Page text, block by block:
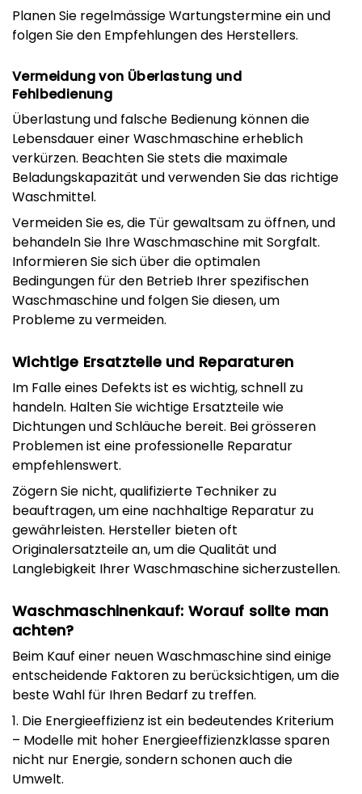
Planen Sie regelmässige Wartungstermine ein und
folgen Sie den Empfehlungen des Herstellers.
Vermeidung von Überlastung und
Fehlbedienung
Überlastung und falsche Bedienung können die
Lebensdauer einer Waschmaschine erheblich
verkürzen. Beachten Sie stets die maximale
Beladungskapazität und verwenden Sie das richtige
Waschmittel.
Vermeiden Sie es, die Tür gewaltsam zu öffnen, und
behandeln Sie Ihre Waschmaschine mit Sorgfalt.
Informieren Sie sich über die optimalen
Bedingungen für den Betrieb Ihrer spezifischen
Waschmaschine und folgen Sie diesen, um
Probleme zu vermeiden.
Wichtige Ersatzteile und Reparaturen
Im Falle eines Defekts ist es wichtig, schnell zu
handeln. Halten Sie wichtige Ersatzteile wie
Dichtungen und Schläuche bereit. Bei grösseren
Problemen ist eine professionelle Reparatur
empfehlenswert.
Zögern Sie nicht, qualifizierte Techniker zu
beauftragen, um eine nachhaltige Reparatur zu
gewährleisten. Hersteller bieten oft
Originalersatzteile an, um die Qualität und
Langlebigkeit Ihrer Waschmaschine sicherzustellen.
Waschmaschinenkauf: Worauf sollte man
achten?
Beim Kauf einer neuen Waschmaschine sind einige
entscheidende Faktoren zu berücksichtigen, um die
beste Wahl für Ihren Bedarf zu treffen.
1. Die Energieeffizienz ist ein bedeutendes Kriterium
– Modelle mit hoher Energieeffizienzklasse sparen
nicht nur Energie, sondern schonen auch die
Umwelt.